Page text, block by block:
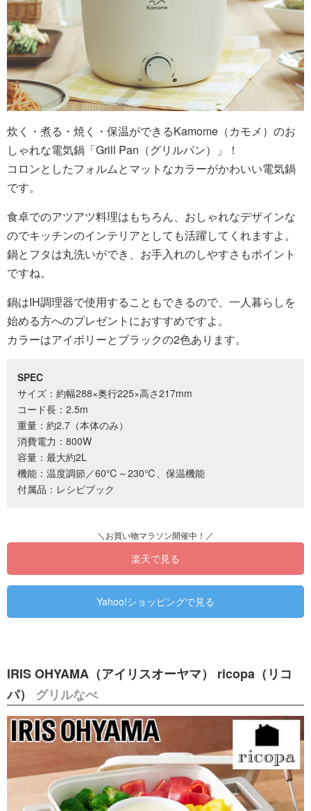
炊く・煮る・焼く・保温ができるKamome（カモメ）のお
しゃれな電気鍋「Grill Pan（グリルパン）」！
コロンとしたフォルムとマットなカラーがかわいい電気鍋
です。
食卓でのアツアツ料理はもちろん、おしゃれなデザインな
のでキッチンのインテリアとしても活躍してくれますよ。
鍋とフタは丸洗いができ、お手入れのしやすさもポイント
ですね。
鍋はIH調理器で使用することもできるので、一人暮らしを
始める方へのプレゼントにおすすめですよ。
カラーはアイボリーとブラックの2色あります。
SPEC
サイズ：約幅288×奥行225×高さ217mm
コード長：2.5m
重量：約2.7（本体のみ）
消費電力：800W
容量：最大約2L
機能：温度調節／60℃～230℃、保温機能
付属品：レシピブック
楽天で見る
Yahoo!ショッピングで見る
IRIS OHYAMA（アイリスオーヤマ） ricopa（リコ
パ） グリルなべ